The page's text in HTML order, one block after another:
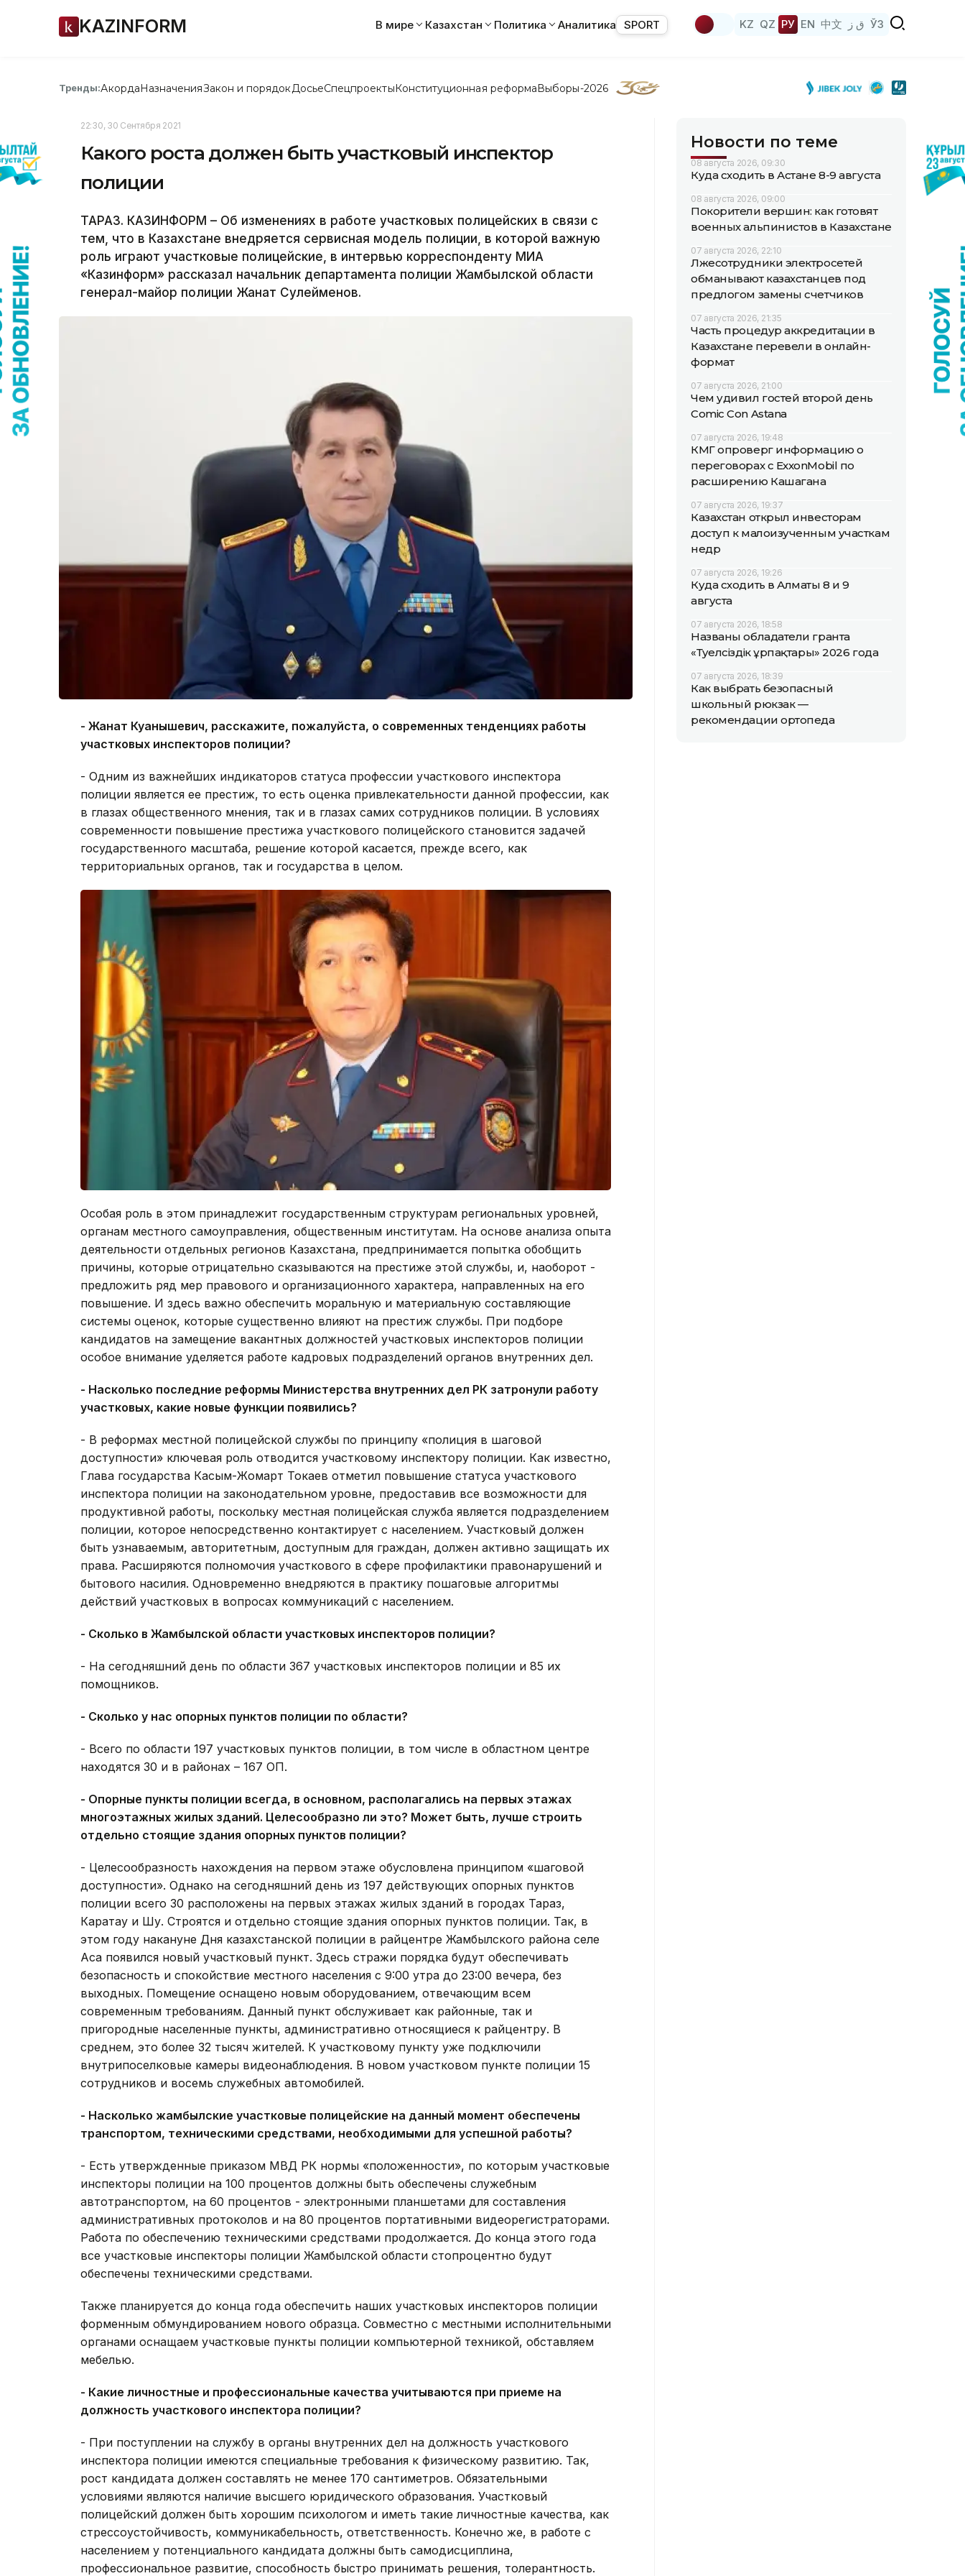
KAZINFORM В мире Казахстан Политика Аналитика SPORT KZ QZ РУ EN 中文 ق ز ЎЗ
Тренды:АкордаНазначенияЗакон и порядок ДосьеСпецпроектыКонституционная реформаВыборы-2026
22:30, 30 Сентября 2021
Какого роста должен быть участковый инспектор
полиции
ТАРАЗ. КАЗИНФОРМ – Об изменениях в работе участковых полицейских в связи с
тем, что в Казахстане внедряется сервисная модель полиции, в которой важную
роль играют участковые полицейские, в интервью корреспонденту МИА
«Казинформ» рассказал начальник департамента полиции Жамбылской области
генерал-майор полиции Жанат Сулейменов.
- Жанат Куанышевич, расскажите, пожалуйста, о современных тенденциях работы
участковых инспекторов полиции?
- Одним из важнейших индикаторов статуса профессии участкового инспектора
полиции является ее престиж, то есть оценка привлекательности данной профессии, как
в глазах общественного мнения, так и в глазах самих сотрудников полиции. В условиях
современности повышение престижа участкового полицейского становится задачей
государственного масштаба, решение которой касается, прежде всего, как
территориальных органов, так и государства в целом.
Особая роль в этом принадлежит государственным структурам региональных уровней,
органам местного самоуправления, общественным институтам. На основе анализа опыта
деятельности отдельных регионов Казахстана, предпринимается попытка обобщить
причины, которые отрицательно сказываются на престиже этой службы, и, наоборот -
предложить ряд мер правового и организационного характера, направленных на его
повышение. И здесь важно обеспечить моральную и материальную составляющие
системы оценок, которые существенно влияют на престиж службы. При подборе
кандидатов на замещение вакантных должностей участковых инспекторов полиции
особое внимание уделяется работе кадровых подразделений органов внутренних дел.
- Насколько последние реформы Министерства внутренних дел РК затронули работу
участковых, какие новые функции появились?
- В реформах местной полицейской службы по принципу «полиция в шаговой
доступности» ключевая роль отводится участковому инспектору полиции. Как известно,
Глава государства Касым-Жомарт Токаев отметил повышение статуса участкового
инспектора полиции на законодательном уровне, предоставив все возможности для
продуктивной работы, поскольку местная полицейская служба является подразделением
полиции, которое непосредственно контактирует с населением. Участковый должен
быть узнаваемым, авторитетным, доступным для граждан, должен активно защищать их
права. Расширяются полномочия участкового в сфере профилактики правонарушений и
бытового насилия. Одновременно внедряются в практику пошаговые алгоритмы
действий участковых в вопросах коммуникаций с населением.
- Сколько в Жамбылской области участковых инспекторов полиции?
- На сегодняшний день по области 367 участковых инспекторов полиции и 85 их
помощников.
- Сколько у нас опорных пунктов полиции по области?
- Всего по области 197 участковых пунктов полиции, в том числе в областном центре
находятся 30 и в районах – 167 ОП.
- Опорные пункты полиции всегда, в основном, располагались на первых этажах
многоэтажных жилых зданий. Целесообразно ли это? Может быть, лучше строить
отдельно стоящие здания опорных пунктов полиции?
- Целесообразность нахождения на первом этаже обусловлена принципом «шаговой
доступности». Однако на сегодняшний день из 197 действующих опорных пунктов
полиции всего 30 расположены на первых этажах жилых зданий в городах Тараз,
Каратау и Шу. Строятся и отдельно стоящие здания опорных пунктов полиции. Так, в
этом году накануне Дня казахстанской полиции в райцентре Жамбылского района селе
Аса появился новый участковый пункт. Здесь стражи порядка будут обеспечивать
безопасность и спокойствие местного населения с 9:00 утра до 23:00 вечера, без
выходных. Помещение оснащено новым оборудованием, отвечающим всем
современным требованиям. Данный пункт обслуживает как районные, так и
пригородные населенные пункты, административно относящиеся к райцентру. В
среднем, это более 32 тысяч жителей. К участковому пункту уже подключили
внутрипоселковые камеры видеонаблюдения. В новом участковом пункте полиции 15
сотрудников и восемь служебных автомобилей.
- Насколько жамбылские участковые полицейские на данный момент обеспечены
транспортом, техническими средствами, необходимыми для успешной работы?
- Есть утвержденные приказом МВД РК нормы «положенности», по которым участковые
инспекторы полиции на 100 процентов должны быть обеспечены служебным
автотранспортом, на 60 процентов - электронными планшетами для составления
административных протоколов и на 80 процентов портативными видеорегистраторами.
Работа по обеспечению техническими средствами продолжается. До конца этого года
все участковые инспекторы полиции Жамбылской области стопроцентно будут
обеспечены техническими средствами.
Также планируется до конца года обеспечить наших участковых инспекторов полиции
форменным обмундированием нового образца. Совместно с местными исполнительными
органами оснащаем участковые пункты полиции компьютерной техникой, обставляем
мебелью.
- Какие личностные и профессиональные качества учитываются при приеме на
должность участкового инспектора полиции?
- При поступлении на службу в органы внутренних дел на должность участкового
инспектора полиции имеются специальные требования к физическому развитию. Так,
рост кандидата должен составлять не менее 170 сантиметров. Обязательными
условиями являются наличие высшего юридического образования. Участковый
полицейский должен быть хорошим психологом и иметь такие личностные качества, как
стрессоустойчивость, коммуникабельность, ответственность. Конечно же, в работе с
населением у потенциального кандидата должны быть самодисциплина,
профессиональное развитие, способность быстро принимать решения, толерантность.
Новости по теме
08 августа 2026, 09:30
Куда сходить в Астане 8-9 августа
08 августа 2026, 09:00
Покорители вершин: как готовят
военных альпинистов в Казахстане
07 августа 2026, 22:10
Лжесотрудники электросетей
обманывают казахстанцев под
предлогом замены счетчиков
07 августа 2026, 21:35
Часть процедур аккредитации в
Казахстане перевели в онлайн-
формат
07 августа 2026, 21:00
Чем удивил гостей второй день
Comic Con Astana
07 августа 2026, 19:48
КМГ опроверг информацию о
переговорах с ExxonMobil по
расширению Кашагана
07 августа 2026, 19:37
Казахстан открыл инвесторам
доступ к малоизученным участкам
недр
07 августа 2026, 19:26
Куда сходить в Алматы 8 и 9
августа
07 августа 2026, 18:58
Названы обладатели гранта
«Тәуелсіздік ұрпақтары» 2026 года
07 августа 2026, 18:39
Как выбрать безопасный
школьный рюкзак —
рекомендации ортопеда